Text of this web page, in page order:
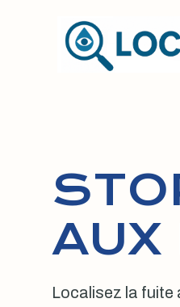
AUX
Localisez la fuite